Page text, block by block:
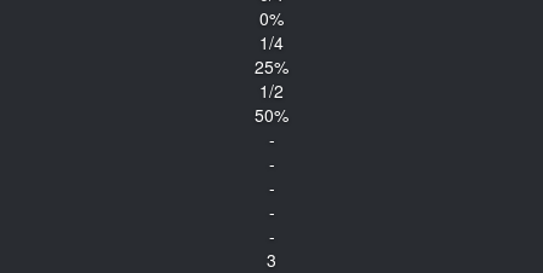
0%
1/4
25%
1/2
50%
-
-
-
-
-
3